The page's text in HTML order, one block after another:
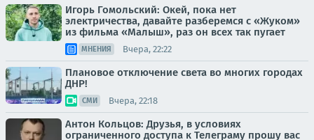
Игорь Гомольский: Окей, пока нет
электричества, давайте разберемся с «Жуком»
из фильма «Малыш», раз он всех так пугает
МНЕНИЯ Вчера, 22:22
Плановое отключение света во многих городах
ДНР!
СМИ Вчера, 22:18
Антон Кольцов: Друзья, в условиях
ограниченного доступа к Телеграму прошу вас